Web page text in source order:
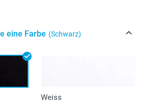
eine Farbe (Schwarz)
Weiss